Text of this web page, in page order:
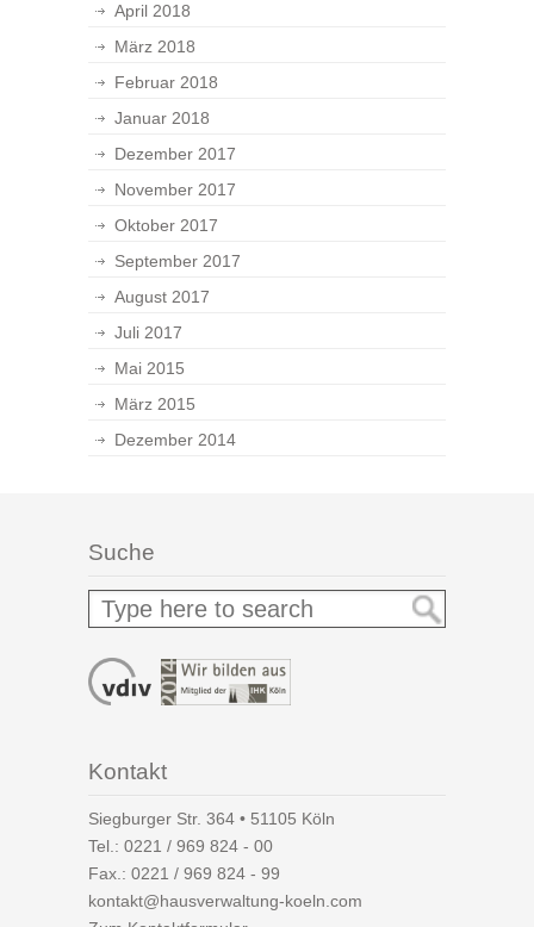
April 2018
März 2018
Februar 2018
Januar 2018
Dezember 2017
November 2017
Oktober 2017
September 2017
August 2017
Juli 2017
Mai 2015
März 2015
Dezember 2014
Suche
Kontakt
Siegburger Str. 364 • 51105 Köln
Tel.: 0221 / 969 824 - 00
Fax.: 0221 / 969 824 - 99
kontakt@hausverwaltung-koeln.com